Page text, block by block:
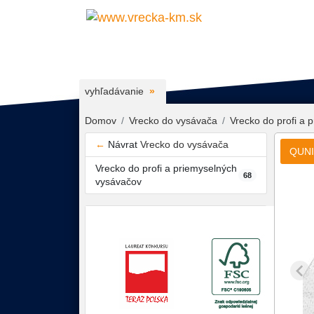
vyhľadávanie
Domov Vrecko do vysávača Vrecko do profi a
← Návrat Vrecko do vysávača
Vrecko do profi a priemyselných
vysávačov
68